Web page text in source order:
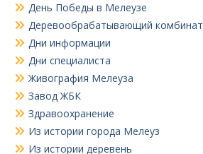
День Победы в Мелеузе
Деревообрабатывающий комбинат
Дни информации
Дни специалиста
Живография Мелеуза
Завод ЖБК
Здравоохранение
Из истории города Мелеуз
Из истории деревень